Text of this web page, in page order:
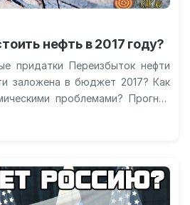
нефть в 2017 году?
придатки Переизбыток нефти
заложена в бюджет 2017? Как
проблемами? Прогноз